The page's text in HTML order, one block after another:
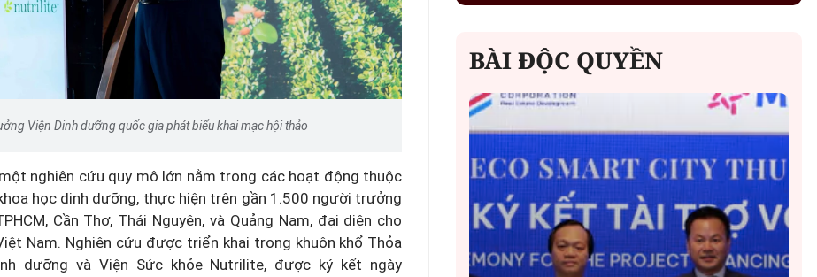
Viện Dinh dưỡng quốc gia phát biểu khai mạc hội thảo
nghiên cứu quy mô lớn nằm trong các hoạt động thuộc
học dinh dưỡng, thực hiện trên gần 1.500 người trưởng
Cần Thơ, Thái Nguyên, và Quảng Nam, đại diện cho
Nam. Nghiên cứu được triển khai trong khuôn khổ Thỏa
dưỡng và Viện Sức khỏe Nutrilite, được ký kết ngày
BÀI ĐỘC QUYỀN